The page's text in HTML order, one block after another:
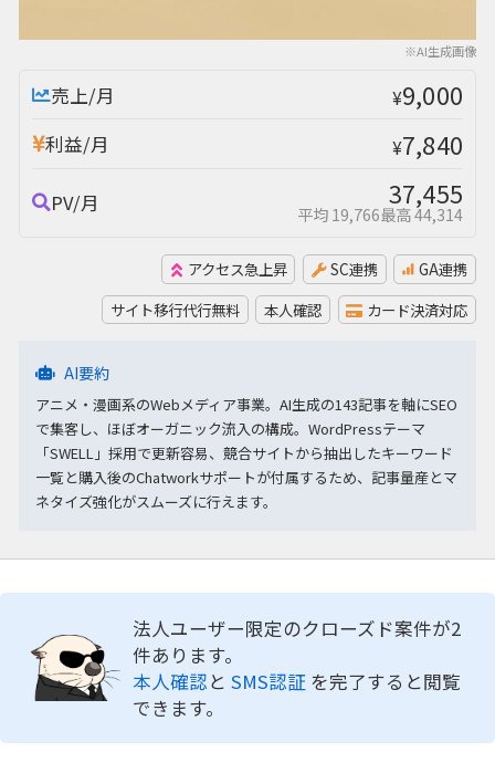
※AI生成画像
売上/月 ¥9,000
利益/月 ¥7,840
PV/月 37,455
平均 19,766最高 44,314
アクセス急上昇 SC連携
GA連携
サイト移行代行無料
本人確認 カード決済対応
AI要約
アニメ・漫画系のWebメディア事業。AI生成の143記事を軸にSEO
で集客し、ほぼオーガニック流入の構成。WordPressテーマ
「SWELL」採用で更新容易、競合サイトから抽出したキーワード
一覧と購入後のChatworkサポートが付属するため、記事量産とマ
ネタイズ強化がスムーズに行えます。
法人ユーザー限定のクローズド案件が2
件あります。
本人確認と SMS認証 を完了すると閲覧
できます。